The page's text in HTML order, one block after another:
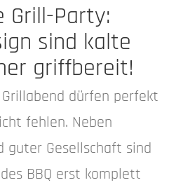
Grill-Party:
sind kalte
griffbereit!
dürfen perfekt
fehlen. Neben
guter Gesellschaft sind
BBQ erst komplett